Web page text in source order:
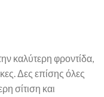
καλύτερη φροντίδα,
Δες επίσης όλες
σίτιση και